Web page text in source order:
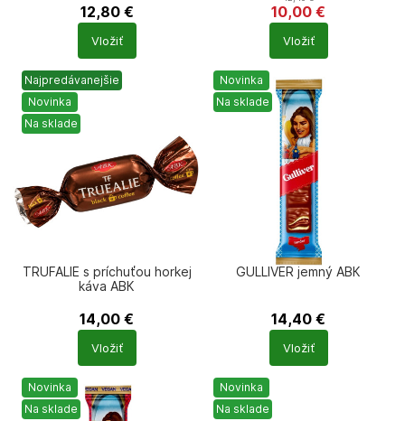
12,80 €
Počet
produktů
Vložiť
10,00 €
Počet
produktů
Vložiť
Najpredávanejšie
Novinka
Na sklade
TRUFALIE s príchuťou horkej
káva АВК
14,00 €
Počet
produktů
Vložiť
Novinka
Na sklade
GULLIVER jemný АВК
14,40 €
Počet
produktů
Vložiť
Novinka
Na sklade
Novinka
Na sklade